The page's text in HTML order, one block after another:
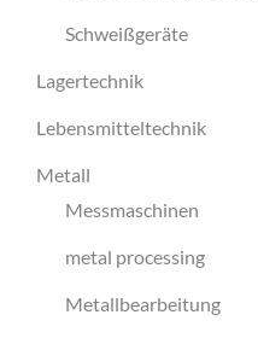
Schweißgeräte
Lagertechnik
Lebensmitteltechnik
Metall
Messmaschinen
metal processing
Metallbearbeitung